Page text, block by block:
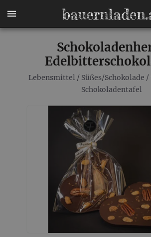
Lebensmittel / Süßes/Schokolade /
Schokoladentafel